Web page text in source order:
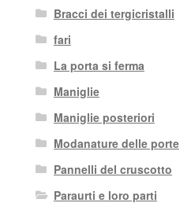
Bracci dei tergicristalli
fari
La porta si ferma
Maniglie
Maniglie posteriori
Modanature delle porte
Pannelli del cruscotto
Paraurti e loro parti